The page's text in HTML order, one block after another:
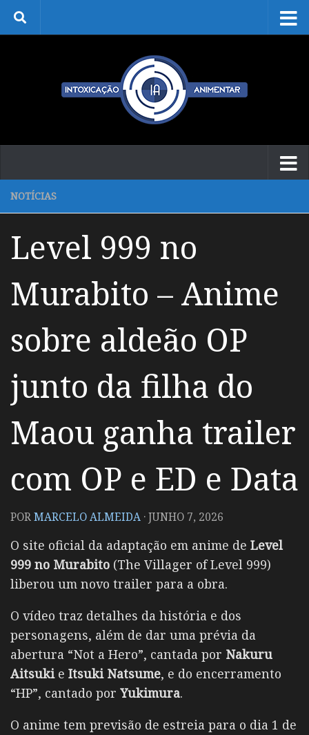
Skip to content
NOTÍCIAS
Level 999 no
Murabito – Anime
sobre aldeão OP
junto da filha do
Maou ganha trailer
com OP e ED e Data
PORMARCELO ALMEIDA ·JUNHO 7, 2026
O site oficial da adaptação em anime de Level
999 no Murabito (The Villager of Level 999)
liberou um novo trailer para a obra.
O vídeo traz detalhes da história e dos
personagens, além de dar uma prévia da
abertura “Not a Hero”, cantada por Nakuru
Aitsukie Itsuki Natsume, e do encerramento
“HP”, cantado por Yukimura.
O anime tem previsão de estreia para o dia 1 de